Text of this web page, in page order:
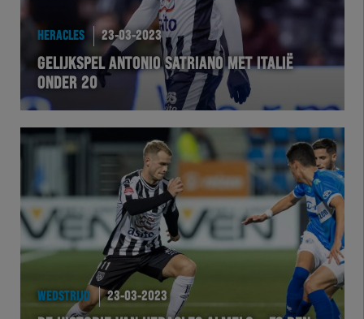
HERACLES 23-03-2023
GELIJKSPEL ANTONIO SATRIANO MET ITALIË
ONDER 20
WEDSTRIJD 23-03-2023